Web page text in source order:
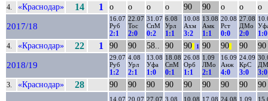
4. «Краснодар» 14 1 о о о о 90 90 о о о
2017/18
16.07
Руб
2:1
22.07
Тос
2:0
31.07
СпМ
0:2
6.08
Урл
1:1
10.08
Ахм
3:2
13.08
Амк
1:1
20.08
Рст
0:0
27.08
ДМо
2:0 1:0
4. «Краснодар» 22 1 90 90 58.. 90 90 1 90 90 90 90
2018/19
29.07
Руб
1:2
4.08
Урл
2:1
13.08
Уфа
1:0
18.08
СпМ
0:1
26.08
Орб
1:1
1.09
ЛМо
2:1
16.09
Анж
4:0
24.09
КрС
3:0 3:0
3. «Краснодар» 28 90 90 90 90 90 90 90 90 90
14.07 20.07 27.07 3.08
10.08 17.08 24.08 1.09